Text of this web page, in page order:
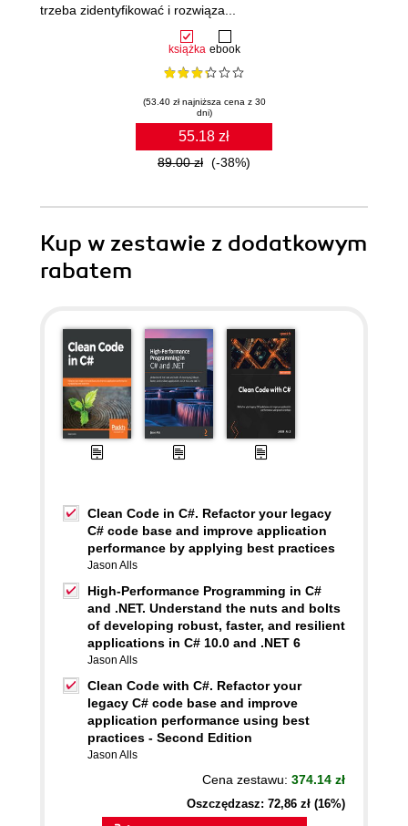
książka ebook
(53.40 zł najniższa cena z 30
dni)
55.18 zł
89.00 zł (-38%)
trzeba zidentyfikować i rozwiąza...
Kup w zestawie z dodatkowym
rabatem
Clean Code in C#. Refactor your legacy
C# code base and improve application
performance by applying best practices
Jason Alls
High-Performance Programming in C#
and .NET. Understand the nuts and bolts
of developing robust, faster, and resilient
applications in C# 10.0 and .NET 6
Jason Alls
Clean Code with C#. Refactor your
legacy C# code base and improve
application performance using best
practices - Second Edition
Jason Alls
Cena zestawu: 374.14 zł
Oszczędzasz: 72,86 zł (16%)